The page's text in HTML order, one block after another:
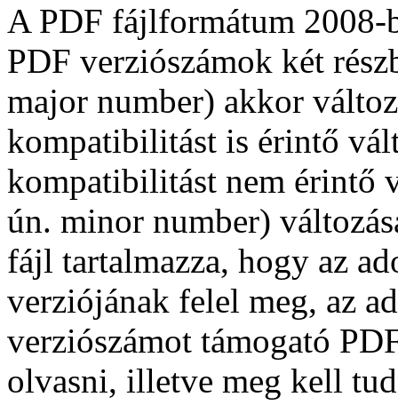
A PDF fájlformátum 2008-
PDF verziószámok két
major number) akkor
kompatibilitást is érintő
kompatibilitást nem érintő
ún. minor number)
fájl tartalmazza, hogy az
verziójának felel meg, az
verziószámot támogató
olvasni, illetve meg kell